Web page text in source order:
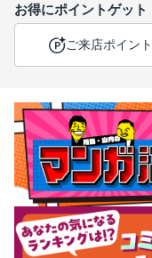
お得にポイントゲット
ご来店ポイント